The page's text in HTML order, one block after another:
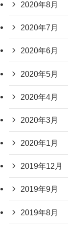
2020年8月
2020年7月
2020年6月
2020年5月
2020年4月
2020年3月
2020年1月
2019年12月
2019年9月
2019年8月